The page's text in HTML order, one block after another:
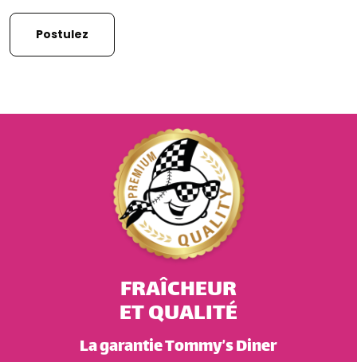
Postulez
FRAÎCHEUR
ET QUALITÉ
La garantie Tommy’s Diner